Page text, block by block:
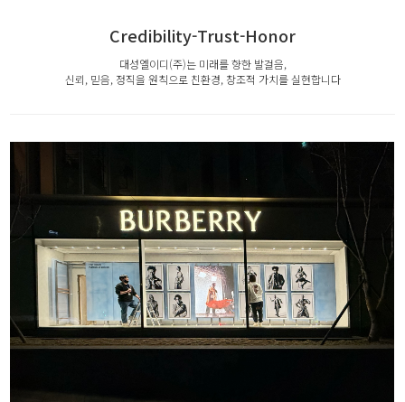
Credibility-Trust-Honor
대성엘이디(주)는 미래를 향한 발걸음,
신뢰, 믿음, 정직을 원칙으로 친환경, 창조적 가치를 실현합니다